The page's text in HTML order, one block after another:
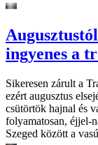
ingyenes a
Sikeresen zárult a
ezért augusztus
csütörtök hajnal és
folyamatosan, éjjel-
Szeged között a